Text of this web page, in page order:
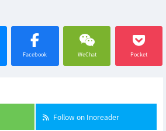
Facebook WeChat Pocket
Follow on Inoreader